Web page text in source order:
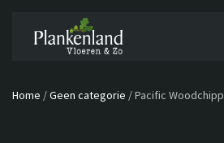
Home /Geen categorie /Pacific Woodchipp